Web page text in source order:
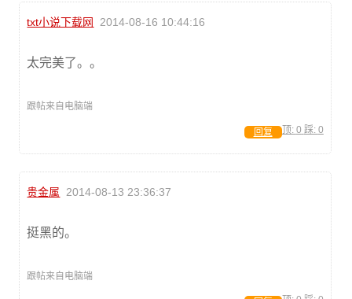
txt小说下载网 2014-08-16 10:44:16
太完美了。。
跟帖来自电脑端
顶: 0 踩: 0
回复
贵金属 2014-08-13 23:36:37
挺黑的。
跟帖来自电脑端